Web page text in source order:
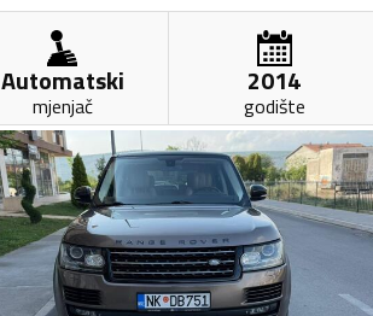
Automatski
mjenjač
2014
godište